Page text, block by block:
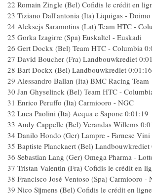
22 Romain Zingle (Bel) Cofidis le crédit en
23 Tiziano Dall'antonia (Ita) Liquigas - Doimo
24 Aleksejs Saramotins (Lat) Team HTC -
25 Gorka Izagirre (Spa) Euskaltel - Euskadi
26 Gert Dockx (Bel) Team HTC - Columbia
27 David Boucher (Fra) Landbouwkrediet
28 Bart Dockx (Bel) Landbouwkrediet 0:01:16
29 Alessandro Ballan (Ita) BMC Racing Team
30 Jan Ghyselinck (Bel) Team HTC -
31 Enrico Peruffo (Ita) Carmiooro - NGC
32 Luca Paolini (Ita) Acqua e Sapone 0:01:19
33 Andy Cappelle (Bel) Verandas Willems
34 Danilo Hondo (Ger) Lampre - Farnese Vini
35 Baptiste Planckaert (Bel) Landbouwkrediet
36 Sebastian Lang (Ger) Omega Pharma -
37 Tristan Valentin (Fra) Cofidis le crédit en
38 Francisco José Ventoso (Spa) Carmiooro -
39 Nico Sijmens (Bel) Cofidis le crédit en